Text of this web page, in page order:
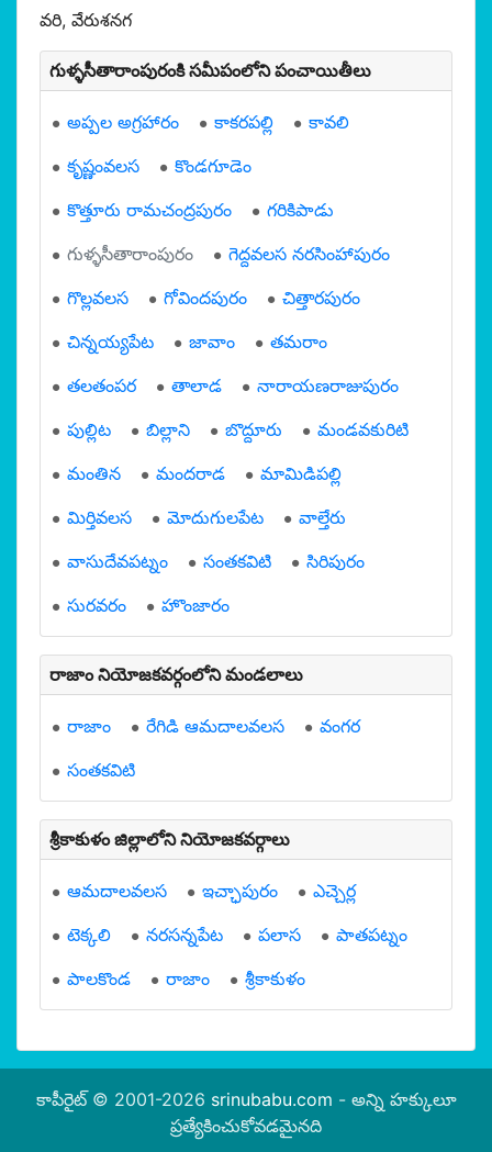
వరి, వేరుశనగ
గుళ్ళసీతారాంపురంకి సమీపంలోని పంచాయితీలు
అప్పల అగ్రహారం కాకరపల్లి
కావలి
కృష్ణంవలస
కొండగూడెం
కొత్తూరు రామచంద్రపురం
గరికిపాడు
గుళ్ళసీతారాంపురం
గెద్దవలస నరసింహాపురం
గొల్లవలస
గోవిందపురం
చిత్తారపురం
చిన్నయ్యపేట
జావాం
తమరాం
తలతంపర
తాలాడ
నారాయణరాజుపురం
పుల్లిట
బిల్లాని బొద్దూరు
మండవకురిటి
మంతిన
మందరాడ
మామిడిపల్లి
మిర్తివలస
మోదుగులపేట
వాల్తేరు
వాసుదేవపట్నం
సంతకవిటి
సిరిపురం
సురవరం
హొంజారం
రాజాం నియోజకవర్గంలోని మండలాలు
రాజాం రేగిడి ఆమదాలవలస
వంగర
సంతకవిటి
శ్రీకాకుళం జిల్లాలోని నియోజకవర్గాలు
ఆమదాలవలస ఇచ్ఛాపురం
ఎచ్చెర్ల
టెక్కలి
నరసన్నపేట పలాస
పాతపట్నం
పాలకొండ
రాజాం శ్రీకాకుళం
కాపీరైట్ © 2001-2026 srinubabu.com - అన్ని హక్కులూ
ప్రత్యేకించుకోవడమైనది